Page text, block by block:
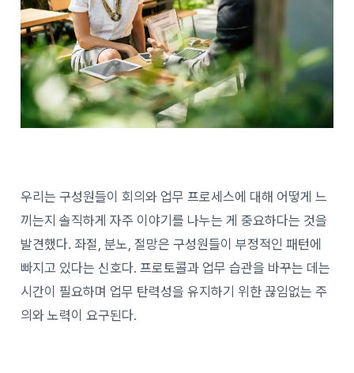
우리는 구성원들이 회의와 업무 프로세스에 대해 어떻게 느
끼는지 솔직하게 자주 이야기를 나누는 게 중요하다는 것을
발견했다. 좌절, 분노, 절망은 구성원들이 부정적인 패턴에
빠지고 있다는 신호다. 프로토콜과 업무 습관을 바꾸는 데는
시간이 필요하며 업무 탄력성을 유지하기 위한 끊임없는 주
의와 노력이 요구된다.